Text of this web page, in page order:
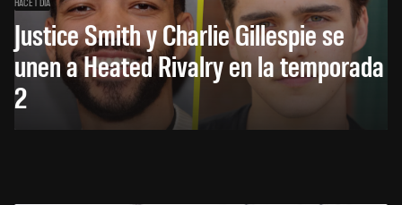
Justice Smith y Charlie Gillespie se
unen a Heated Rivalry en la temporada
2